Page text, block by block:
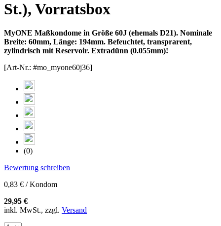
St.), Vorratsbox
MyONE Maßkondome in Größe 60J (ehemals D21). Nominale
Breite: 60mm, Länge: 194mm. Befeuchtet, transprarent,
zylindrisch mit Reservoir. Extradünn (0.055mm)!
[Art-Nr.: #mo_myone60j36]
(0)
Bewertung schreiben
0,83 € / Kondom
29,95 €
inkl. MwSt., zzgl. Versand